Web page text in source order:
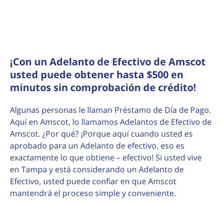
¡Con un Adelanto de Efectivo de Amscot
usted puede obtener hasta $500 en
minutos sin comprobación de crédito!
Algunas personas le llaman Préstamo de Día de Pago.
Aquí en Amscot, lo llamamos Adelantos de Efectivo de
Amscot. ¿Por qué? ¡Porque aquí cuando usted es
aprobado para un Adelanto de efectivo, eso es
exactamente lo que obtiene – efectivo! Si usted vive
en Tampa y está considerando un Adelanto de
Efectivo, usted puede confiar en que Amscot
mantendrá el proceso simple y conveniente.